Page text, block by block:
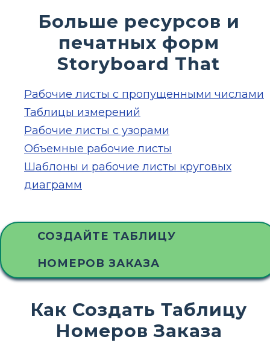
Больше ресурсов и
печатных форм
Storyboard That
Рабочие листы с пропущенными числами
Таблицы измерений
Рабочие листы с узорами
Объемные рабочие листы
Шаблоны и рабочие листы круговых
диаграмм
СОЗДАЙТЕ ТАБЛИЦУ
НОМЕРОВ ЗАКАЗА
Как Создать Таблицу
Номеров Заказа